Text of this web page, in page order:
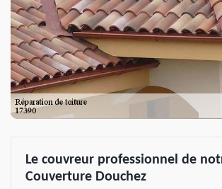
Le couvreur professionnel de
Couverture Douchez